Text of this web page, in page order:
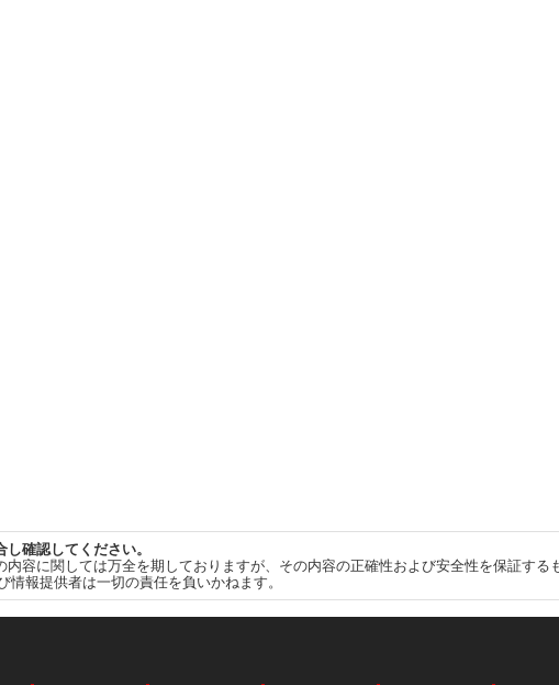
確認してください。
容に関しては万全を期しておりますが、その内容の正確性および安全性を保証する
報提供者は一切の責任を負いかねます。